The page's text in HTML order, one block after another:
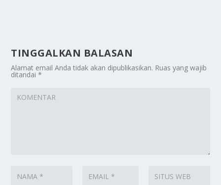
TINGGALKAN BALASAN
Alamat email Anda tidak akan dipublikasikan. Ruas yang wajib
ditandai*